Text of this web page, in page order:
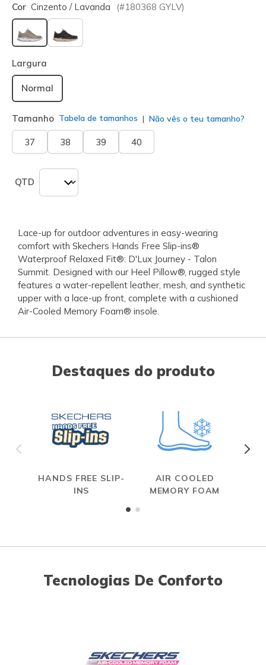
Cor Cinzento / Lavanda (#180368 GYLV)
selecionado
Largura
Normal
Tamanho Tabela de tamanhos Não vês o teu tamanho?
37 38 39 40
QTD
Lace-up for outdoor adventures in easy-wearing
comfort with Skechers Hands Free Slip-ins®
Waterproof Relaxed Fit®: D'Lux Journey - Talon
Summit. Designed with our Heel Pillow®, rugged style
features a water-repellent leather, mesh, and synthetic
upper with a lace-up front, complete with a cushioned
Air-Cooled Memory Foam® insole.
Destaques do produto
HANDS FREE SLIP-
INS
AIR COOLED
MEMORY FOAM
Tecnologias De Conforto